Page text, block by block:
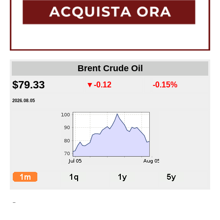
Brent Crude Oil
$79.33 ▼-0.12 -0.15%
2026.08.05
-